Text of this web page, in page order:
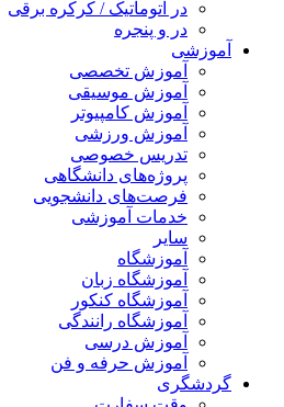
در اتوماتیک / کرکره برقی
در و پنجره
آموزشی
آموزش تخصصی
آموزش موسیقی
آموزش کامپیوتر
آموزش ورزشی
تدریس خصوصی
پروژه‌های دانشگاهی
فرصت‌های دانشجویی
خدمات آموزشی
سایر
آموزشگاه
آموزشگاه زبان
آموزشگاه کنکور
آموزشگاه رانندگی
آموزش درسی
آموزش حرفه و فن
گردشگری